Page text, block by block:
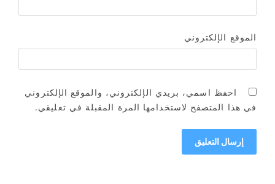
الموقع الإلكتروني
احفظ اسمي، بريدي الإلكتروني، والموقع الإلكتروني
في هذا المتصفح لاستخدامها المرة المقبلة في تعليقي.